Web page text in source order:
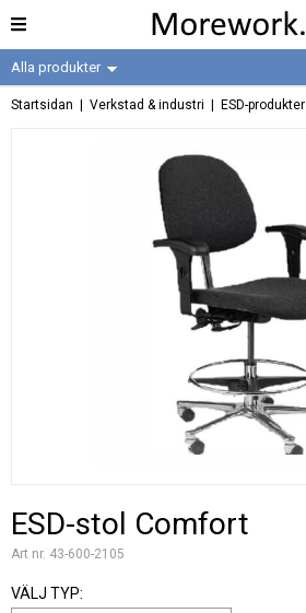
Alla produkter
Startsidan Verkstad & industri ESD-produkter
ESD-stol Comfort
Art nr. 43-600-2105
VÄLJ TYP: